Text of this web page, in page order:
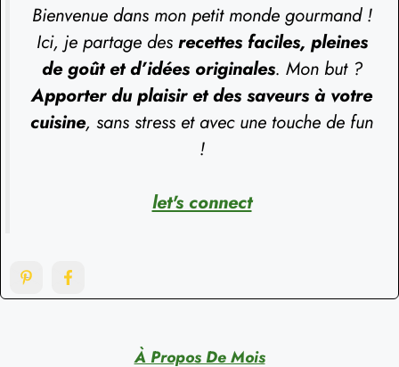
Bienvenue dans mon petit monde gourmand !
Ici, je partage des recettes faciles, pleines
de goût et d’idées originales. Mon but ?
Apporter du plaisir et des saveurs à votre
cuisine, sans stress et avec une touche de fun
!
let's connect
À Propos De Mois